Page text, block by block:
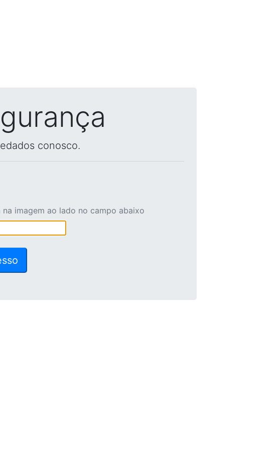
conosco.
imagem ao lado no campo abaixo